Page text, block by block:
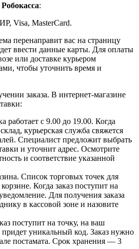
Робокасса:
Visa, MasterCard.
перенаправит вас на страницу
ввести данные карты. Для оплаты
или доставке курьером
чтобы уточнить время и
заказа. В интернет-магазине
работает с 9.00 до 19.00. Когда
курьерская служба свяжется
Специалист предложит выбрать
и уточнит адрес. Осмотрите
и соответствие указанной
Список торговых точек для
Когда заказ поступит на
Для получения заказа
в кассовой зоне и назовите
поступит на точку, на ваш
уникальный код. Заказ нужно
постамата. Срок хранения — 3